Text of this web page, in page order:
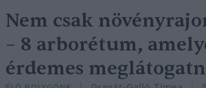
Nem csak
– 8 arborétum,
érdemes